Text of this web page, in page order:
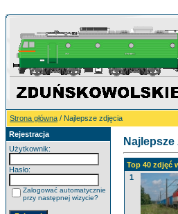
Strona główna / Najlepsze zdjęcia
Rejestracja
Użytkownik:
Hasło:
Zalogować automatycznie
przy następnej wizycie?
Top 40 zdjęć
1